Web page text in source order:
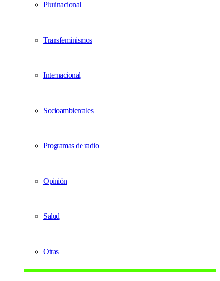
Plurinacional
Transfeminismos
Internacional
Socioambientales
Programas de radio
Opinión
Salud
Otras